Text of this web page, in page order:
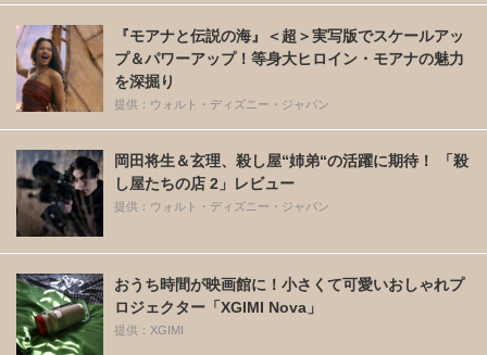
『モアナと伝説の海』＜超＞実写版でスケールアッ
プ＆パワーアップ！等身大ヒロイン・モアナの魅力
を深掘り
提供：ウォルト・ディズニー・ジャパン
岡田将生＆玄理、殺し屋“姉弟“の活躍に期待！ 「殺
し屋たちの店 2」レビュー
提供：ウォルト・ディズニー・ジャパン
おうち時間が映画館に！小さくて可愛いおしゃれプ
ロジェクター「XGIMI Nova」
提供：XGIMI